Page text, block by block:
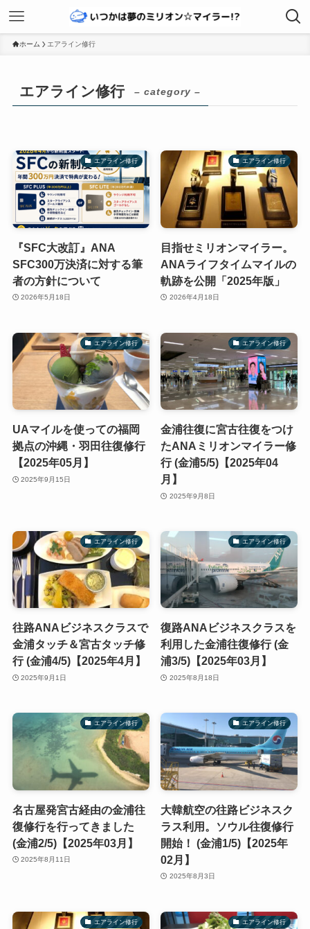
ホーム エアライン修行
エアライン修行 – category –
エアライン修行
『SFC大改訂』ANA
SFC300万決済に対する筆
者の方針について
2026年5月18日
エアライン修行
目指せミリオンマイラー。
ANAライフタイムマイルの
軌跡を公開「2025年版」
2026年4月18日
エアライン修行
UAマイルを使っての福岡
拠点の沖縄・羽田往復修行
【2025年05月】
2025年9月15日
エアライン修行
金浦往復に宮古往復をつけ
たANAミリオンマイラー修
行 (金浦5/5)【2025年04
月】
2025年9月8日
エアライン修行
往路ANAビジネスクラスで
金浦タッチ＆宮古タッチ修
行 (金浦4/5)【2025年4月】
2025年9月1日
エアライン修行
復路ANAビジネスクラスを
利用した金浦往復修行 (金
浦3/5)【2025年03月】
2025年8月18日
エアライン修行
名古屋発宮古経由の金浦往
復修行を行ってきました
(金浦2/5)【2025年03月】
2025年8月11日
エアライン修行
大韓航空の往路ビジネスク
ラス利用。ソウル往復修行
開始！ (金浦1/5)【2025年
02月】
2025年8月3日
エアライン修行 エアライン修行